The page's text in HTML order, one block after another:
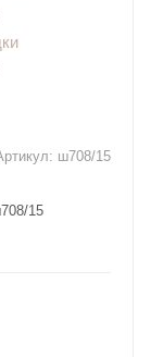
ш708/15
15